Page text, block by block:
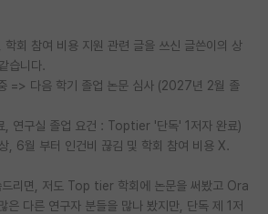
학회 참여 비용 지원 관련 글을 쓰신 글쓴이의 상
습니다.
=> 다음 학기 졸업 논문 심사 (2027년 2월 졸
, 연구실 졸업 요건 : Toptier '단독' 1저자 완료)
, 6월 부터 인건비 끊김 및 학회 참여 비용 X.
드리면, 저도 Top tier 학회에 논문을 써봤고 Ora
다른 연구자 분들을 많나 봤지만, 단독 제 1저